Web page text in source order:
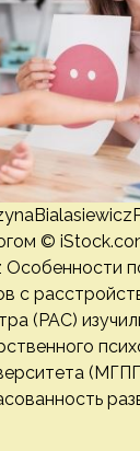
©
с
(РАС)